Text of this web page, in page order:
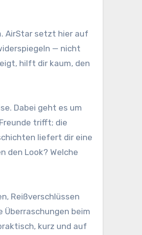
AirStar setzt hier auf
— nicht
hilft dir kaum, den
Dabei geht es um
trifft; die
liefert dir eine
den Look? Welche
Reißverschlüssen
Überraschungen beim
kurz und auf